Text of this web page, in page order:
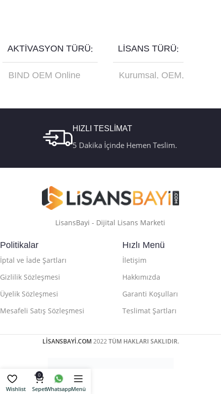
AKTIVASYON TÜRÜ
BIND OEM Online
LISANS TÜRÜ
Kurumsal , OEM,
HIZLI TESLİMAT
5 Dakika İçinde Hemen Teslim.
LisansBayi - Dijital Lisans Marketi
Politikalar
İptal ve İade Şartları
Gizlilik Sözleşmesi
Üyelik Sözleşmesi
Mesafeli Satış Sözleşmesi
Hızlı Menü
İletişim
Hakkımızda
Garanti Koşulları
Teslimat Şartları
LİSANSBAYİ.COM 2022TÜM HAKLARI SAKLIDIR.
Wishlist
0
SepetWhatsappMenü